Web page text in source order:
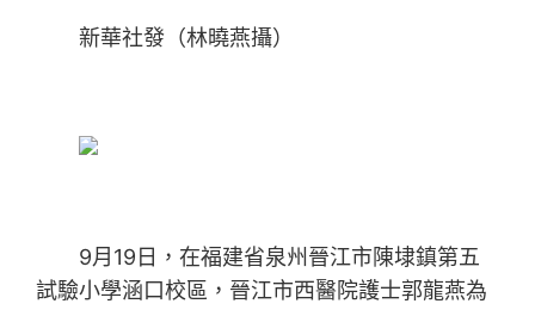
新華社發（林曉燕攝）
9月19日，在福建省泉州晉江市陳埭鎮第五
試驗小學涵口校區，晉江市西醫院護士郭龍燕為